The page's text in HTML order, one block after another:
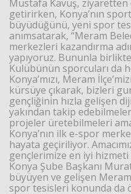
Mustafa Kavuş,
getirirken, Konya’nın
büyüdüğünü, yeni spor
anımsatarak, “Meram
merkezleri kazandırma
yapıyoruz. Bununla
Kulübünün sporcuları da
Konya’mızı, Meram
kürsüye çıkarak, bizleri
gençliğinin hızla gelişen
yakından takip
projeler üretebilmeleri
Konya’nın ilk e-spor
hayata geçiriliyor.
gençlerimize en iyi hizmeti
Konya Şube Başkanı
büyüyen ve gelişen
spor tesisleri konunda da